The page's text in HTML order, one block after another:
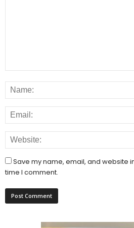
Save my name, email, and website
time I comment.